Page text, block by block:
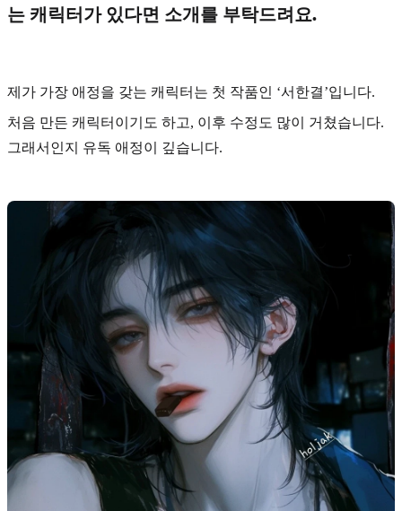
는 캐릭터가 있다면 소개를 부탁드려요.
제가 가장 애정을 갖는 캐릭터는 첫 작품인 ‘서한결’입니다.
처음 만든 캐릭터이기도 하고, 이후 수정도 많이 거쳤습니다.
그래서인지 유독 애정이 깊습니다.